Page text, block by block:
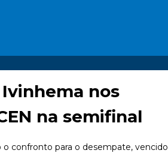
nos
na semifinal
o confronto para o desempate, vencido